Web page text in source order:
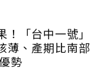
！「台中一號」
薄、產期比南部
勢